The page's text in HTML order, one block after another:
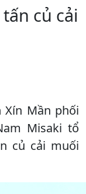
củ cải
Xín Mần phối
Misaki tổ
củ cải muối